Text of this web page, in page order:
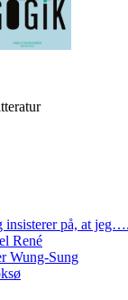
insisterer på, at
René
Wung-Sung